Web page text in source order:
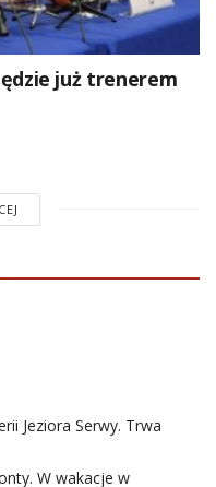
już trenerem
Jeziora Serwy. Trwa
W wakacje w